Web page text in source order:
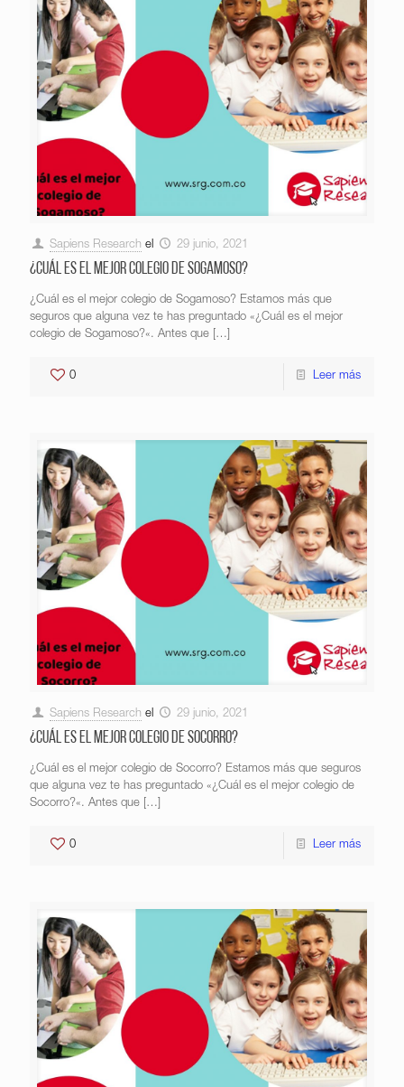
Sapiens Research el 29 junio, 2021
¿Cuál es el mejor colegio de Sogamoso?
¿Cuál es el mejor colegio de Sogamoso? Estamos más que
seguros que alguna vez te has preguntado «¿Cuál es el mejor
colegio de Sogamoso?«. Antes que […]
0 Leer más
Sapiens Research el 29 junio, 2021
¿Cuál es el mejor colegio de Socorro?
¿Cuál es el mejor colegio de Socorro? Estamos más que seguros
que alguna vez te has preguntado «¿Cuál es el mejor colegio de
Socorro?«. Antes que […]
0 Leer más